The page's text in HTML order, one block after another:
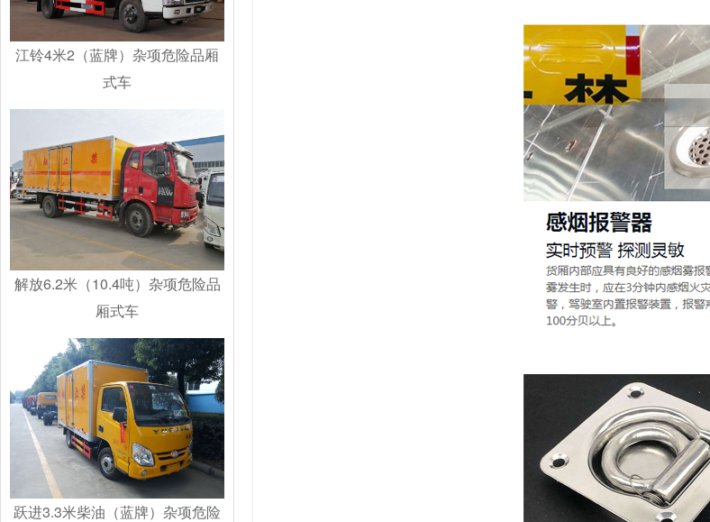
江铃4米2（蓝牌）杂项危险品厢
式车
解放6.2米（10.4吨）杂项危险品
厢式车
跃进3.3米柴油（蓝牌）杂项危险